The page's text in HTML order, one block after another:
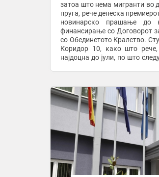
затоа што нема мигранти во
пруга, рече денеска
новинарско прашање до
финансирање со Договорот
со Обединетото Кралство.
Коридор 10, како што
најдоцна до јули, по што